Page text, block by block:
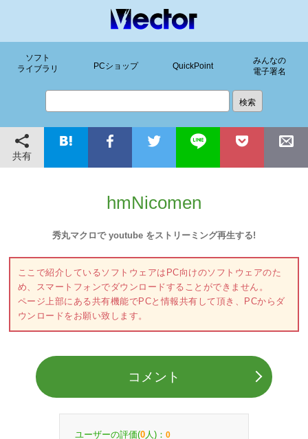
ソフト
ライブラリ
PCショップ QuickPoint
みんなの
電子署名
共有
hmNicomen
秀丸マクロで youtube をストリーミング再生する!
ここで紹介しているソフトウェアはPC向けのソフトウェアのた
め、スマートフォンでダウンロードすることができません。
ページ上部にある共有機能でPCと情報共有して頂き、PCからダ
ウンロードをお願い致します。
コメント
ユーザーの評価(0 人)： 0